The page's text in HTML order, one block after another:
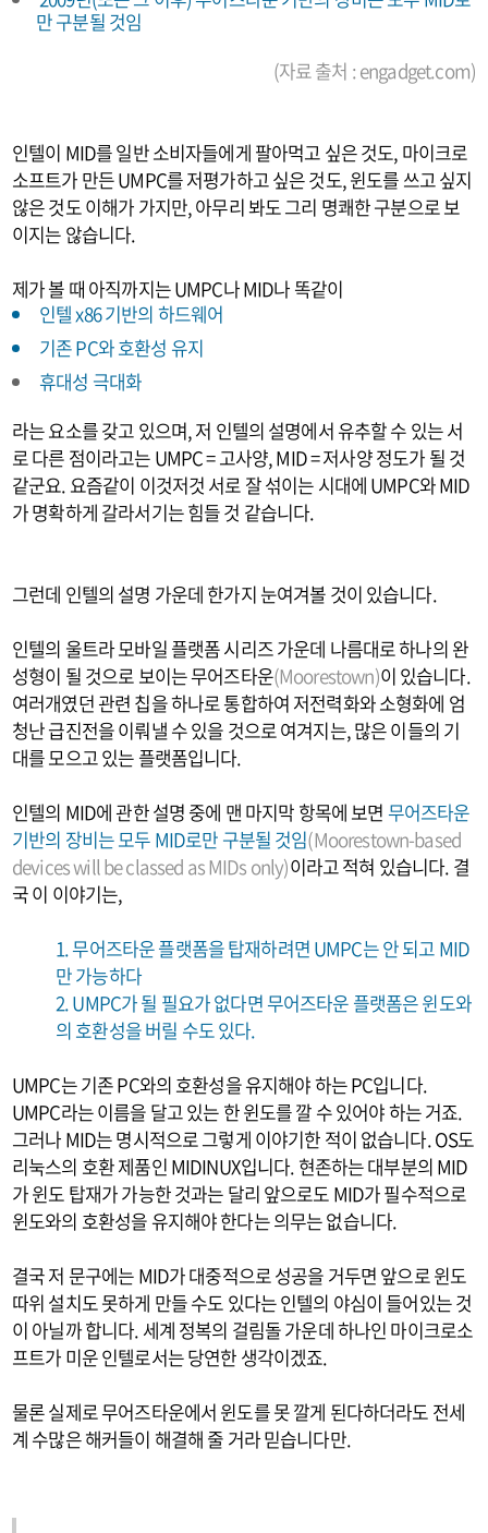
만 구분될 것임
(자료 출처 : engadget.com)
인텔이 MID를 일반 소비자들에게 팔아먹고 싶은 것도, 마이크로
소프트가 만든 UMPC를 저평가하고 싶은 것도, 윈도를 쓰고 싶지
않은 것도 이해가 가지만, 아무리 봐도 그리 명쾌한 구분으로 보
이지는 않습니다.
제가 볼 때 아직까지는 UMPC나 MID나 똑같이
인텔 x86 기반의 하드웨어
기존 PC와 호환성 유지
휴대성 극대화
라는 요소를 갖고 있으며, 저 인텔의 설명에서 유추할 수 있는 서
로 다른 점이라고는 UMPC = 고사양, MID = 저사양 정도가 될 것
같군요. 요즘같이 이것저것 서로 잘 섞이는 시대에 UMPC와 MID
가 명확하게 갈라서기는 힘들 것 같습니다.
그런데 인텔의 설명 가운데 한가지 눈여겨볼 것이 있습니다.
인텔의 울트라 모바일 플랫폼 시리즈 가운데 나름대로 하나의 완
성형이 될 것으로 보이는 무어즈타운(Moorestown)이 있습니다.
여러개였던 관련 칩을 하나로 통합하여 저전력화와 소형화에 엄
청난 급진전을 이뤄낼 수 있을 것으로 여겨지는, 많은 이들의 기
대를 모으고 있는 플랫폼입니다.
인텔의 MID에 관한 설명 중에 맨 마지막 항목에 보면 무어즈타운
기반의 장비는 모두 MID로만 구분될 것임(Moorestown-based
devices will be classed as MIDs only)이라고 적혀 있습니다. 결
국 이 이야기는,
1. 무어즈타운 플랫폼을 탑재하려면 UMPC는 안 되고 MID
만 가능하다
2. UMPC가 될 필요가 없다면 무어즈타운 플랫폼은 윈도와
의 호환성을 버릴 수도 있다.
UMPC는 기존 PC와의 호환성을 유지해야 하는 PC입니다.
UMPC라는 이름을 달고 있는 한 윈도를 깔 수 있어야 하는 거죠.
그러나 MID는 명시적으로 그렇게 이야기한 적이 없습니다. OS도
리눅스의 호환 제품인 MIDINUX입니다. 현존하는 대부분의 MID
가 윈도 탑재가 가능한 것과는 달리 앞으로도 MID가 필수적으로
윈도와의 호환성을 유지해야 한다는 의무는 없습니다.
결국 저 문구에는 MID가 대중적으로 성공을 거두면 앞으로 윈도
따위 설치도 못하게 만들 수도 있다는 인텔의 야심이 들어있는 것
이 아닐까 합니다. 세계 정복의 걸림돌 가운데 하나인 마이크로소
프트가 미운 인텔로서는 당연한 생각이겠죠.
물론 실제로 무어즈타운에서 윈도를 못 깔게 된다하더라도 전세
계 수많은 해커들이 해결해 줄 거라 믿습니다만.